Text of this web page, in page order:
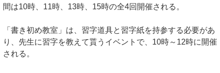
間は10時、11時、13時、15時の全4回開催される。
「書き初め教室」は、習字道具と習字紙を持参する必要があ
り、先生に習字を教えて貰うイベントで、10時～12時に開催
される。